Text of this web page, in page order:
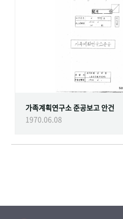
가족계획연구소 준공보고 안건
1970.06.08